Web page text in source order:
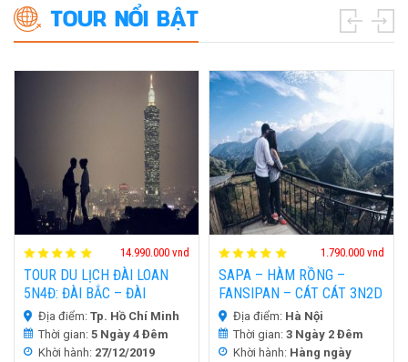
TOUR NỔI BẬT
14.990.000 vnd
TOUR DU LỊCH ĐÀI LOAN
5N4Đ: ĐÀI BẮC – ĐÀI
TRUNG – CAO HÙNG – NAM
ĐẦU | BAY CÙNG CHINA AIR
VÀ MANDARIN AIR
Địa điểm: Tp. Hồ Chí Minh
Thời gian: 5 Ngày 4 Đêm
Khời hành: 27/12/2019
1.790.000 vnd
SAPA – HÀM RỒNG –
FANSIPAN – CÁT CÁT 3N2D
Địa điểm: Hà Nội
Thời gian: 3 Ngày 2 Đêm
Khời hành: Hàng ngày